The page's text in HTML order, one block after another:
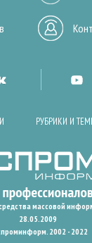
РУБРИКИ И
массовой
28.05.2009
2002 - 2022